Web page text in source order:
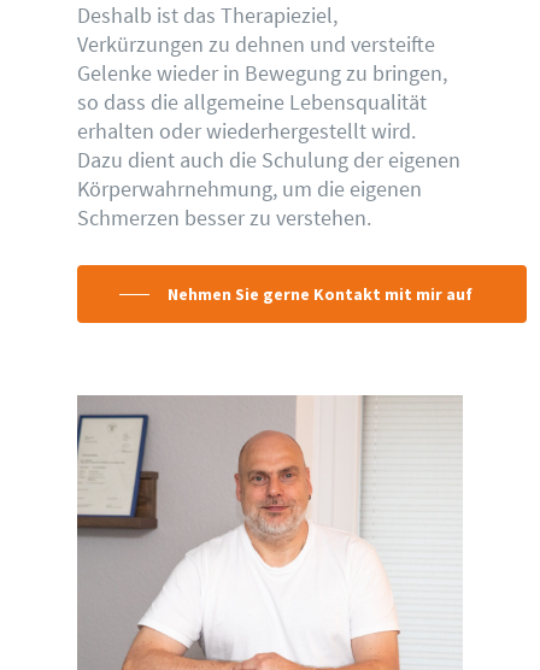
Deshalb ist das Therapieziel,
Verkürzungen zu dehnen und versteifte
Gelenke wieder in Bewegung zu bringen,
so dass die allgemeine Lebensqualität
erhalten oder wiederhergestellt wird.
Dazu dient auch die Schulung der eigenen
Körperwahrnehmung, um die eigenen
Schmerzen besser zu verstehen.
Nehmen Sie gerne Kontakt mit mir auf